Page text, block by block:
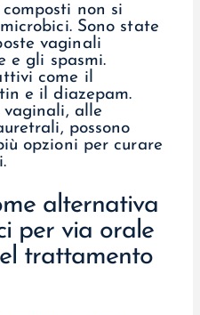
non si
Sono state
vaginali
e gli spasmi.
come il
e il diazepam.
alle
possono
opzioni per curare
alternativa
per via orale
trattamento